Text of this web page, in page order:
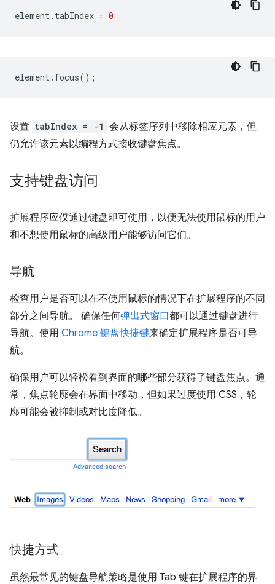
element . tabIndex = 0
element . focus();
设置 tabIndex = -1 会从标签序列中移除相应元素，但
仍允许该元素以编程方式接收键盘焦点。
支持键盘访问
扩展程序应仅通过键盘即可使用，以便无法使用鼠标的用户
和不想使用鼠标的高级用户能够访问它们。
导航
检查用户是否可以在不使用鼠标的情况下在扩展程序的不同
部分之间导航。 确保任何弹出式窗口都可以通过键盘进行
导航。使用 Chrome 键盘快捷键来确定扩展程序是否可导
航。
确保用户可以轻松看到界面的哪些部分获得了键盘焦点。通
常，焦点轮廓会在界面中移动，但如果过度使用 CSS，轮
廓可能会被抑制或对比度降低。
快捷方式
虽然最常见的键盘导航策略是使用 Tab 键在扩展程序的界